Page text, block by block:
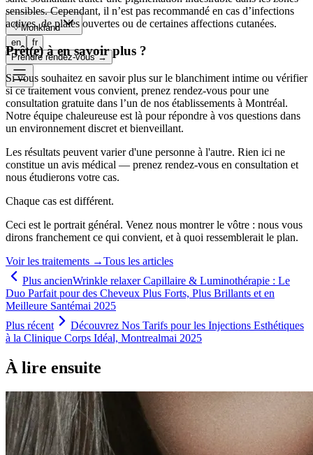
Monkland
en
fr
Prendre rendez-vous→
sensibles. Cependant, il n’est pas recommandé en cas d’infections
actives, de plaies ouvertes ou de certaines affections cutanées.
Prêt(e) à en savoir plus ?
Si vous souhaitez en savoir plus sur le blanchiment intime ou vérifier
si ce traitement vous convient, prenez rendez-vous pour une
consultation gratuite dans l’un de nos établissements à Montréal.
Notre équipe chaleureuse est là pour répondre à vos questions dans
un environnement discret et bienveillant.
Les résultats peuvent varier d'une personne à l'autre. Rien ici ne
constitue un avis médical — prenez rendez-vous en consultation et
nous étudierons votre cas.
Chaque cas est différent.
Ceci est le portrait général. Venez nous montrer le vôtre : nous vous
dirons franchement ce qui convient, et à quoi ressemblerait le plan.
Voir les traitements →Tous les articles
Plus ancienWrinkle relaxer Capillaire & Luminothérapie : Le
Duo Parfait pour des Cheveux Plus Forts, Plus Brillants et en
Meilleure Santémai 2025
Plus récent
Découvrez Nos Tarifs pour les Injections Esthétiques
à la Clinique Corps Idéal, Montrealmai 2025
À lire ensuite